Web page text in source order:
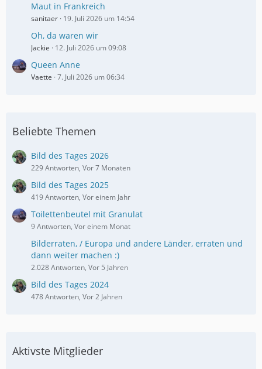
Maut in Frankreich
sanitaer 19. Juli 2026 um 14:54
Oh, da waren wir
Jackie 12. Juli 2026 um 09:08
Queen Anne
Vaette 7. Juli 2026 um 06:34
Beliebte Themen
Bild des Tages 2026
229 Antworten, Vor 7 Monaten
Bild des Tages 2025
419 Antworten, Vor einem Jahr
Toilettenbeutel mit Granulat
9 Antworten, Vor einem Monat
Bilderraten, / Europa und andere Länder, erraten und
dann weiter machen :)
2.028 Antworten, Vor 5 Jahren
Bild des Tages 2024
478 Antworten, Vor 2 Jahren
Aktivste Mitglieder